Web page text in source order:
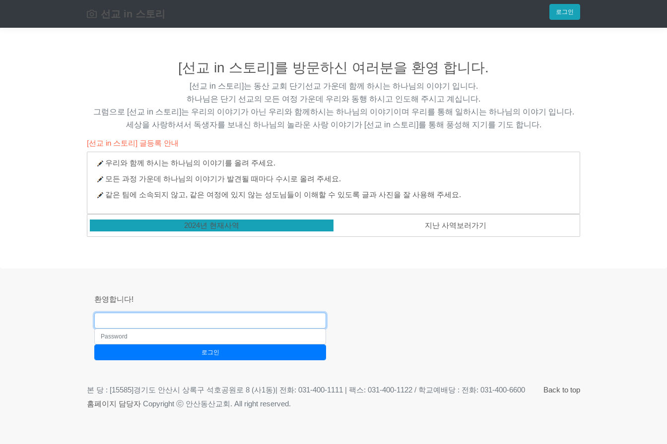
선교 in 스토리 로그인
[선교 in 스토리]를 방문하신 여러분을 환영 합니다.
[선교 in 스토리]는 동산 교회 단기선교 가운데 함께 하시는 하나님의 이야기 입니다.
하나님은 단기 선교의 모든 여정 가운데 우리와 동행 하시고 인도해 주시고 계십니다.
그럼으로 [선교 in 스토리]는 우리의 이야기가 아닌 우리와 함께하시는 하나님의 이야기이며 우리를 통해 일하시는 하나님의 이야기 입니다.
세상을 사랑하셔서 독생자를 보내신 하나님의 놀라운 사랑 이야기가 [선교 in 스토리]를 통해 풍성해 지기를 기도 합니다.
[선교 in 스토리] 글등록 안내
우리와 함께 하시는 하나님의 이야기를 올려 주세요.
모든 과정 가운데 하나님의 이야기가 발견될 때마다 수시로 올려 주세요.
같은 팀에 소속되지 않고, 같은 여정에 있지 않는 성도님들이 이해할 수 있도록 글과 사진을 잘 사용해 주세요.
2024년 현재사역 지난 사역보러가기
환영합니다!
Back to top
본 당 : [15585]경기도 안산시 상록구 석호공원로 8 (사1동)| 전화: 031-400-1111 | 팩스: 031-400-1122 / 학교예배당 : 전화: 031-400-6600
홈페이지
담당자 Copyright ⓒ 안산동산교회. All right reserved.